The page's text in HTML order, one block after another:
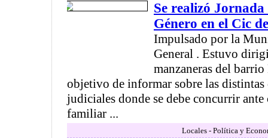
Se realizó
Género en el Cic
Impulsado por la
General . Estuvo
manzaneras del
objetivo de informar sobre las distintas
judiciales donde se debe concurrir ante
familiar ...
Locales - Política y